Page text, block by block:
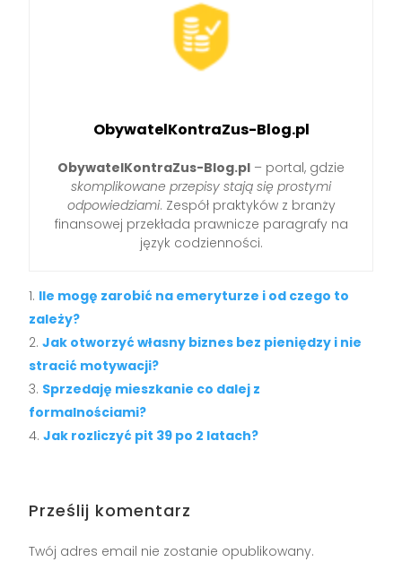
ObywatelKontraZus-Blog.pl
ObywatelKontraZus-Blog.pl – portal, gdzie
skomplikowane przepisy stają się prostymi
odpowiedziami. Zespół praktyków z branży
finansowej przekłada prawnicze paragrafy na
język codzienności.
Ile mogę zarobić na emeryturze i od czego to
zależy?
Jak otworzyć własny biznes bez pieniędzy i nie
stracić motywacji?
Sprzedaję mieszkanie co dalej z
formalnościami?
Jak rozliczyć pit 39 po 2 latach?
Prześlij komentarz
Twój adres email nie zostanie opublikowany.